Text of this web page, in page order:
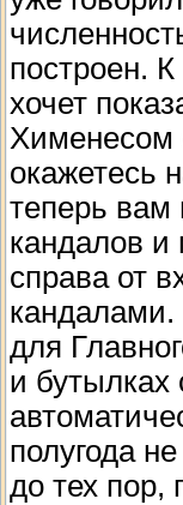
построен.
хочет
Хименесом
окажетесь
теперь вам
кандалов и
справа от
кандалами.
для
и бутылках
полугода
до тех пор,